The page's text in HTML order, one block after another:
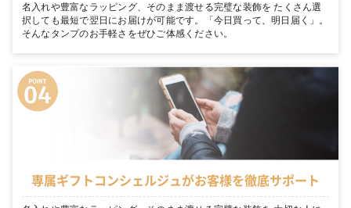
名入れや豊富なラッピング、そのまま渡せる完璧な装飾を たくさん選
択しても最短で翌日にお届けが可能です。「今日買って、明日届く」。
そんなタンプのお手軽さをぜひご体感ください。
専属ギフトコンシェルジュがお客様を徹底サポート